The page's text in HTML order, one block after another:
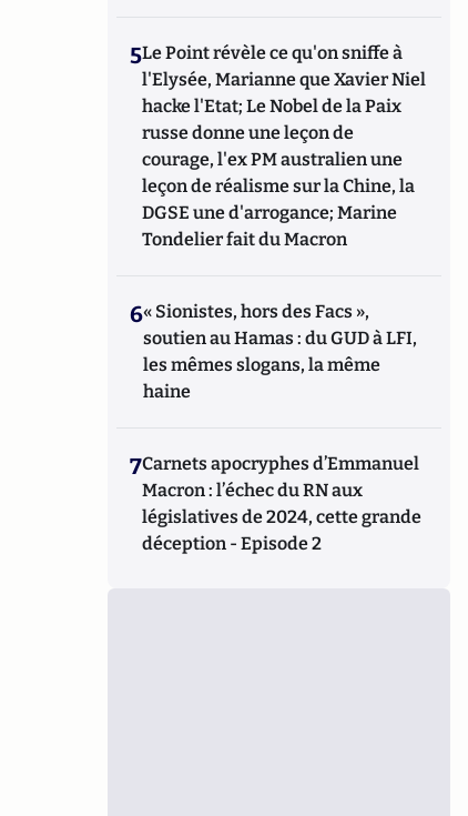
5Le Point révèle ce qu'on sniffe à
l'Elysée, Marianne que Xavier Niel
hacke l'Etat; Le Nobel de la Paix
russe donne une leçon de
courage, l'ex PM australien une
leçon de réalisme sur la Chine, la
DGSE une d'arrogance; Marine
Tondelier fait du Macron
6« Sionistes, hors des Facs »,
soutien au Hamas : du GUD à LFI,
les mêmes slogans, la même
haine
7Carnets apocryphes d’Emmanuel
Macron : l’échec du RN aux
législatives de 2024, cette grande
déception - Episode 2